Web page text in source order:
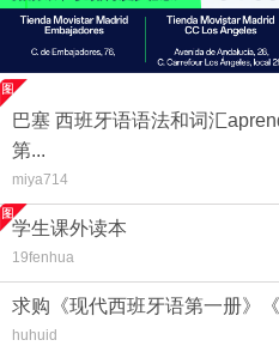
巴塞 西班牙语语法和词汇
第...
miya714
学生课外读本
19fenhua
求购《现代西班牙语第一册》
huhuid